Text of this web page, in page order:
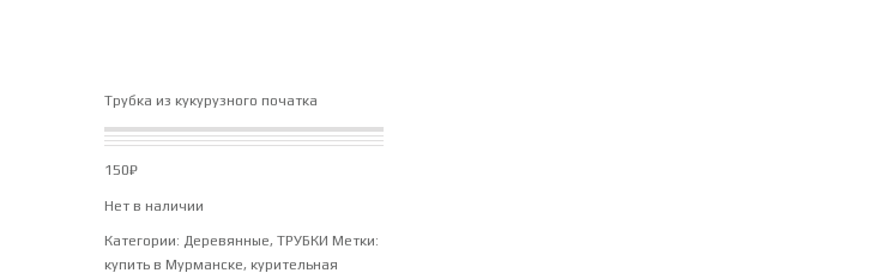
Трубка из кукурузного початка
150₽
Нет в наличии
Категории: Деревянные, ТРУБКИ Метки:
купить в Мурманске, курительная